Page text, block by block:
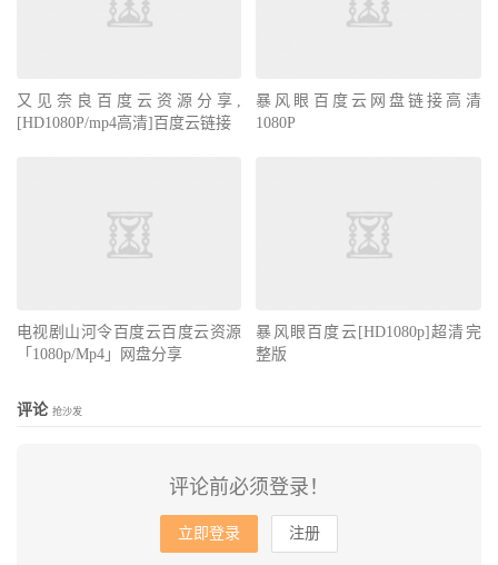
又见奈良百度云资源分享,
[HD1080P/mp4高清]百度云链接
暴风眼百度云网盘链接高清
1080P
电视剧山河令百度云百度云资源
「1080p/Mp4」网盘分享
暴风眼百度云[HD1080p]超清完
整版
评论 抢沙发
评论前必须登录！
立即登录 注册